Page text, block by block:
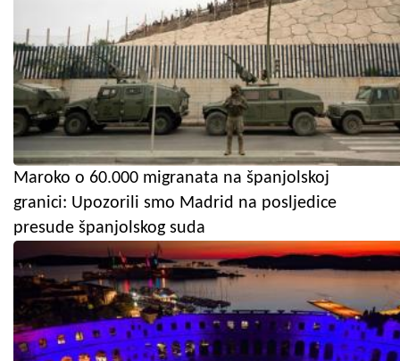
Maroko o 60.000 migranata na španjolskoj
granici: Upozorili smo Madrid na posljedice
presude španjolskog suda